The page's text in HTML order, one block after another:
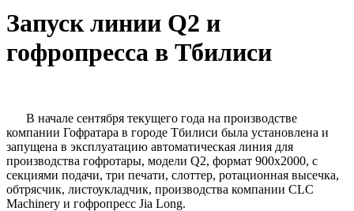
Запуск линии Q2 и
гофропресса в Тбилиси
В начале сентября текущего года на производстве
компании Гофратара в городе Тбилиси была установлена и
запущена в эксплуатацию автоматическая линия для
производства гофротары, модели Q2, формат 900х2000, с
секциями подачи, три печати, слоттер, ротационная высечка,
обтрясчик, листоукладчик, производства компании CLC
Machinery и гофропресс Jia Long.